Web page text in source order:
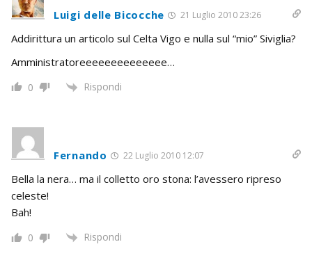
Luigi delle Bicocche 21 Luglio 2010 23:26
Addirittura un articolo sul Celta Vigo e nulla sul “mio” Siviglia?
Amministratoreeeeeeeeeeeeee…
0 Rispondi
Fernando 22 Luglio 2010 12:07
Bella la nera… ma il colletto oro stona: l’avessero ripreso
celeste!
Bah!
0 Rispondi